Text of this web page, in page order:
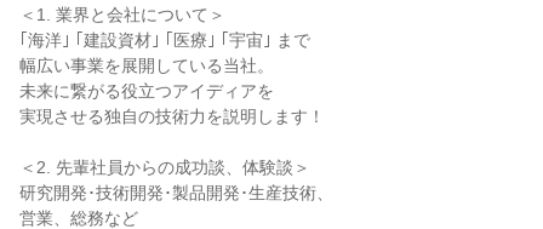
＜1. 業界と会社について＞
｢海洋｣ ｢建設資材｣ ｢医療｣ ｢宇宙｣ まで
幅広い事業を展開している当社。
未来に繋がる役立つアイディアを
実現させる独自の技術力を説明します！
＜2. 先輩社員からの成功談、体験談＞
研究開発･技術開発･製品開発･生産技術、
営業、総務など